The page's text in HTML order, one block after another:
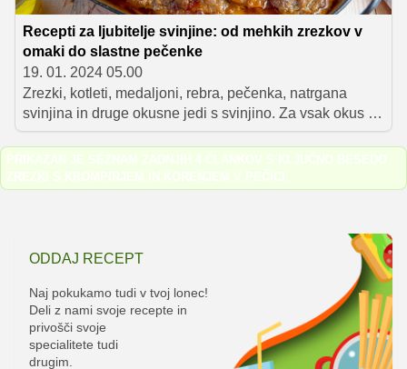
Recepti za ljubitelje svinjine: od mehkih zrezkov v
omaki do slastne pečenke
19. 01. 2024 05.00
Zrezki, kotleti, medaljoni, rebra, pečenka, natrgana
svinjina in druge okusne jedi s svinjino. Za vsak okus in
priložnost se najde dober recept, zato preletite spodnji
seznam in izberite najljubšega.
PRIKAZAN JE SEZNAM ZADNJIH 4 ČLANKOV S KLJUČNO BESEDO
ZREZKI S KROMPIRJEM IN KORENJEM V PEČICI .
ODDAJ RECEPT
Naj pokukamo tudi v tvoj lonec!
Deli z nami svoje recepte in
privošči svoje
specialitete tudi
drugim.